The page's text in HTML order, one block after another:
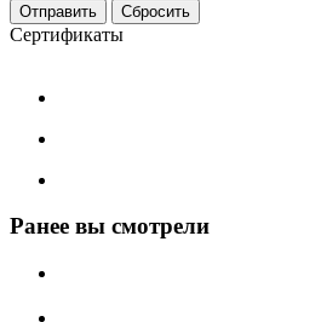
Сбросить
Сертификаты
Ранее вы смотрели